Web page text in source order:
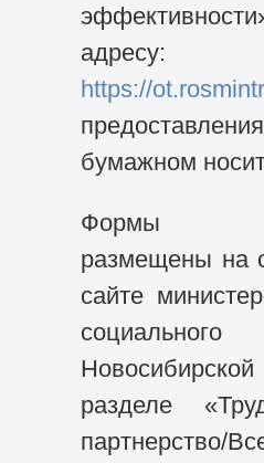
адресу:
https://
бумажном
Формы
размещены на
сайте
разделе
партнерство/